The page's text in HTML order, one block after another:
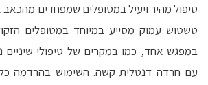
טיפול מהיר ויעיל במטופלים שמפחדים מהכאב
טשטוש עמוק מסייע במיוחד במטופלים
במפגש אחד, כמו במקרים של טיפולי שיניים
עם חרדה דנטלית קשה. השימוש בהרדמה